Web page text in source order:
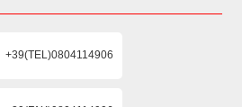
+39(TEL)0804114906